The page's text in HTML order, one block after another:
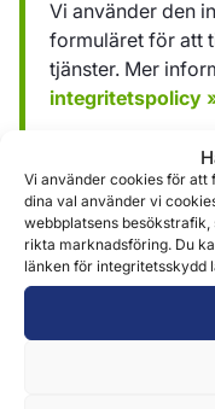
Vi använder cookies för att
dina val använder vi
webbplatsens
rikta marknadsföring. Du
länken för integritetsskydd
Vi använder den
formuläret för att
tjänster. Mer
integritetspolicy
Skicka